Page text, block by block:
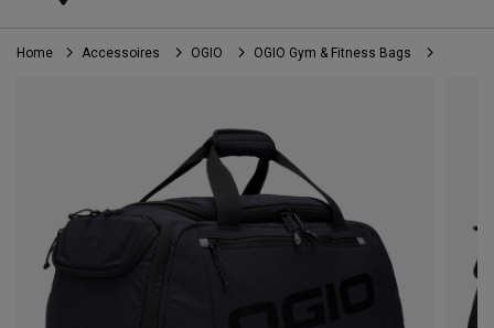
Callaway
Golf
Home Accessoires OGIO OGIO Gym & Fitness Bags